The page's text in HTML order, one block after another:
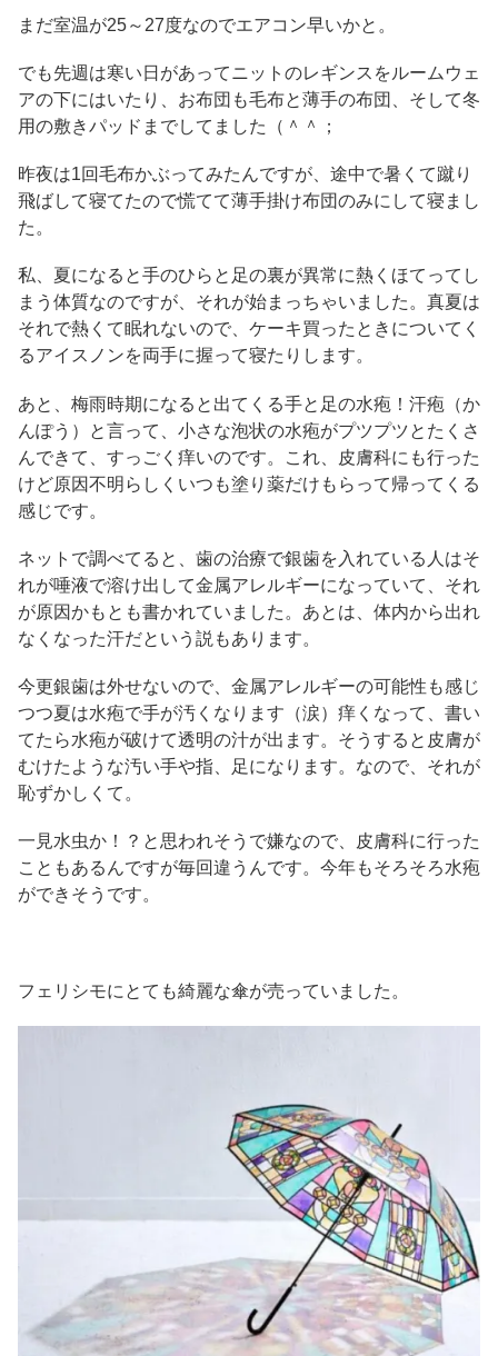
まだ室温が25～27度なのでエアコン早いかと。
でも先週は寒い日があってニットのレギンスをルームウェ
アの下にはいたり、お布団も毛布と薄手の布団、そして冬
用の敷きパッドまでしてました（＾＾；
昨夜は1回毛布かぶってみたんですが、途中で暑くて蹴り
飛ばして寝てたので慌てて薄手掛け布団のみにして寝まし
た。
私、夏になると手のひらと足の裏が異常に熱くほてってし
まう体質なのですが、それが始まっちゃいました。真夏は
それで熱くて眠れないので、ケーキ買ったときについてく
るアイスノンを両手に握って寝たりします。
あと、梅雨時期になると出てくる手と足の水疱！汗疱（か
んぽう）と言って、小さな泡状の水疱がプツプツとたくさ
んできて、すっごく痒いのです。これ、皮膚科にも行った
けど原因不明らしくいつも塗り薬だけもらって帰ってくる
感じです。
ネットで調べてると、歯の治療で銀歯を入れている人はそ
れが唾液で溶け出して金属アレルギーになっていて、それ
が原因かもとも書かれていました。あとは、体内から出れ
なくなった汗だという説もあります。
今更銀歯は外せないので、金属アレルギーの可能性も感じ
つつ夏は水疱で手が汚くなります（涙）痒くなって、書い
てたら水疱が破けて透明の汁が出ます。そうすると皮膚が
むけたような汚い手や指、足になります。なので、それが
恥ずかしくて。
一見水虫か！？と思われそうで嫌なので、皮膚科に行った
こともあるんですが毎回違うんです。今年もそろそろ水疱
ができそうです。
フェリシモにとても綺麗な傘が売っていました。